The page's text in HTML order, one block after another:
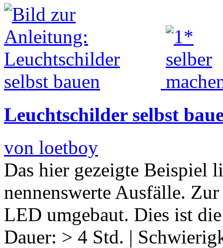
Leuchtschilder selbst
von loetboy
Das hier gezeigte Beispiel
nennenswerte Ausfälle.
LED umgebaut. Dies ist
Dauer: > 4 Std. |